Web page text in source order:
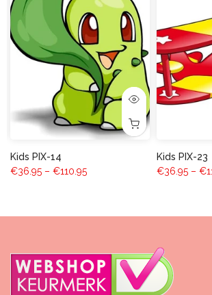
Kids PIX-14
€36.95 – €110.95
Kids PIX-23
€36.95 –